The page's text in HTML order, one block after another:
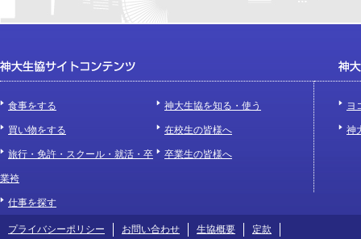
食事をする
買い物をする
旅行・免許・スクール・就活・卒
業袴
仕事を探す
神大生協を知る・使う
在校生の皆様へ
卒業生の皆様へ
ヨ
神
プライバシーポリシー お問い合わせ 生協概要 定款